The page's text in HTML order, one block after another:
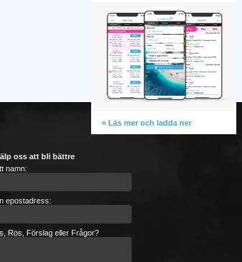
» Läs mer och ladda ner
oss att bli bättre
namn:
epostadress:
Ros, Förslag eller Frågor?